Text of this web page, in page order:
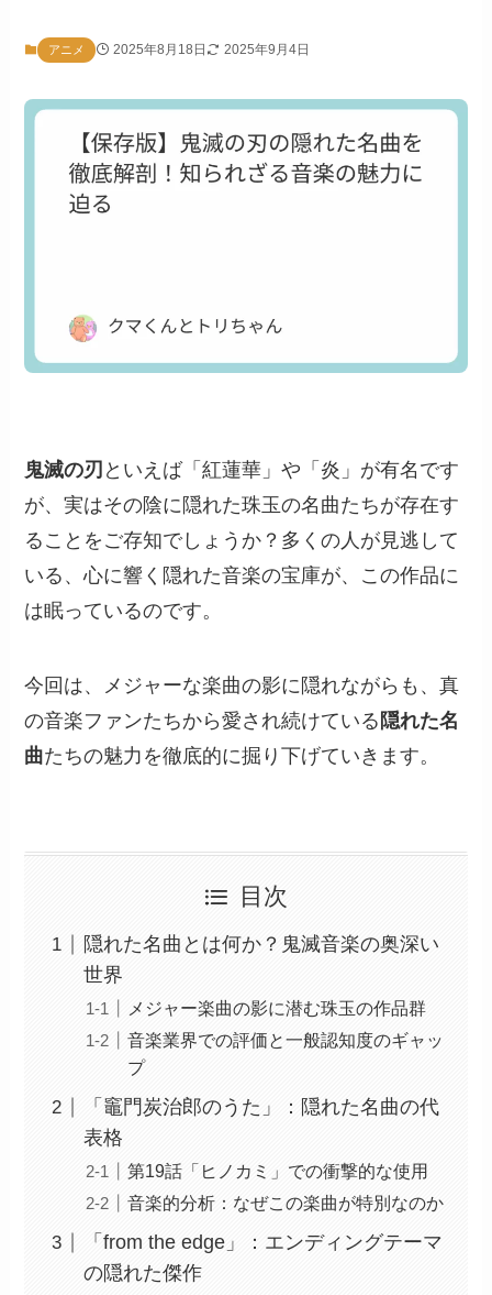
アニメ 2025年8月18日 2025年9月4日
鬼滅の刃 といえば「紅蓮華」や「炎」が有名です
が、実はその陰に隠れた珠玉の名曲たちが存在す
ることをご存知でしょうか？多くの人が見逃して
いる、心に響く隠れた音楽の宝庫が、この作品に
は眠っているのです。
今回は、メジャーな楽曲の影に隠れながらも、真
の音楽ファンたちから愛され続けている 隠れた名
曲たちの魅力を徹底的に掘り下げていきます。
目次
隠れた名曲とは何か？鬼滅音楽の奥深い
世界
メジャー楽曲の影に潜む珠玉の作品群
音楽業界での評価と一般認知度のギャッ
プ
「竈門炭治郎のうた」：隠れた名曲の代
表格
第19話「ヒノカミ」での衝撃的な使用
音楽的分析：なぜこの楽曲が特別なのか
「from the edge」：エンディングテーマ
の隠れた傑作